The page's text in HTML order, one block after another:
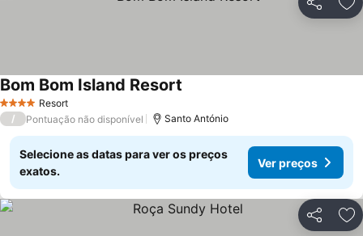
Partilhar
4 EstrelasResort
Bom Bom Island Resort
/ Pontuação não disponível Santo António
Selecione as datas para ver os preços
exatos.
Ver preços
Partilhar